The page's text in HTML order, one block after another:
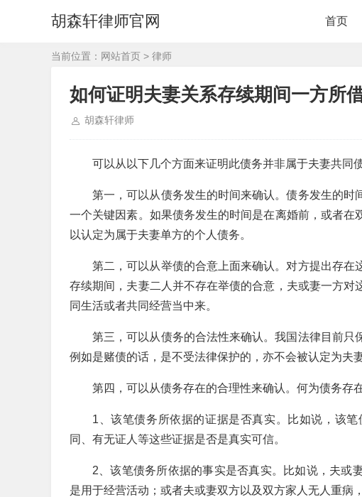
胡森轩律师官网 首页
当前位置： 网站首页 > 律师
如何证明夫妻关系存续期间一方所
胡森轩律师
可以从以下几个方面来证明此债务并非属于夫妻共同
第一，可以从债务发生的时间来确认。债务发生的
一个关键因素。如果债务发生的时间是在离婚前，或者
以认定为属于夫妻单方的个人债务。
第二，可以从举债的合意上面来确认。对方提出存
存续期间，夫妻二人并不存在举债的合意，夫或妻一方
同生活或者共同经营当中来。
第三，可以从债务的合法性来确认。我国法律目前只
例如是赌债的话，是不受法律保护的，亦不会被认定为夫
第四，可以从债务存在的合理性来确认。何为债务存
1、该笔债务所依据的证据是否真实。比如说，该
同、有无证人等这些证据是否是真实可信。
2、该笔债务所依据的事实是否真实。比如说，夫或
是用于经营活动；或者夫或妻双方以及双方家人无人重病